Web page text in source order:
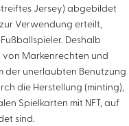
Jersey) abgebildet
Verwendung erteilt,
Deshalb
von Markenrechten und
der unerlaubten Benutzung
die Herstellung (minting),
Spielkarten mit NFT, auf
sind.